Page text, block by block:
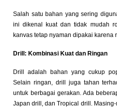
Salah satu bahan yang sering
ini dikenal kuat dan tidak mudah
kanvas tetap nyaman dipakai karena
Drill: Kombinasi Kuat dan Ringan
Drill adalah bahan yang cukup
Selain ringan, drill juga tahan
untuk berbagai gerakan. Ada
Japan drill, dan Tropical drill.